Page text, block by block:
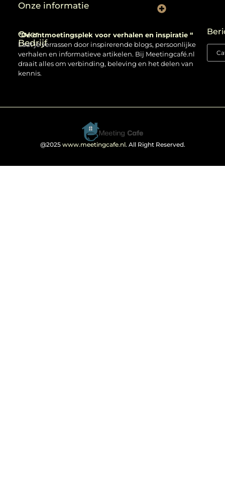
Over
Bedrijf
“Dé ontmoetingsplek voor verhalen en inspiratie “
Laat je verrassen door inspirerende blogs, persoonlijke
verhalen en informatieve artikelen. Bij Meetingcafé.nl
draait alles om verbinding, beleving en het delen van
kennis.
Onze informatie
@2025 www.meetingcafe.nl. All Right Reserved.